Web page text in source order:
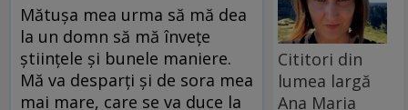
Mătuşa mea urma să mă dea
la un domn să mă înveţe
ştiinţele şi bunele maniere.
Mă va desparţi şi de sora mea
mai mare, care se va duce la
Cititori din
lumea largă
Ana Maria